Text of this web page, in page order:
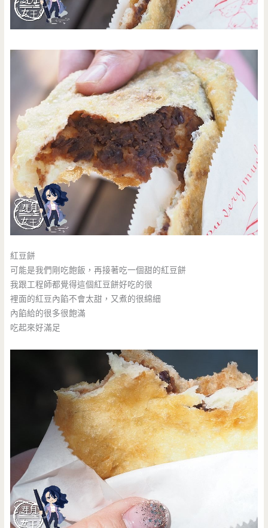
紅豆餅
可能是我們剛吃飽飯，再接著吃一個甜的紅豆餅
我跟工程師都覺得這個紅豆餅好吃的很
裡面的紅豆內餡不會太甜，又煮的很綿細
內餡給的很多很飽滿
吃起來好滿足